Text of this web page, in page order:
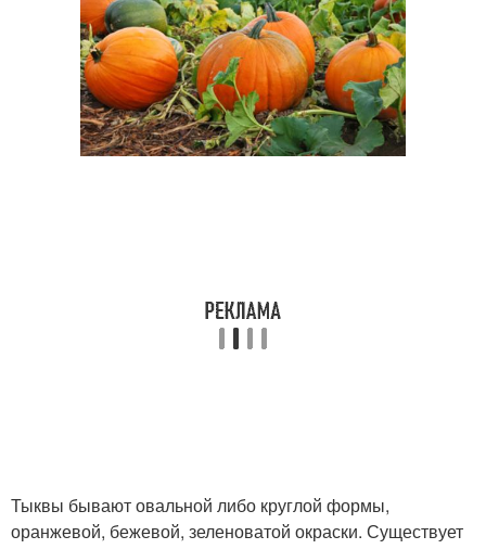
Тыквы бывают овальной либо круглой формы,
оранжевой, бежевой, зеленоватой окраски. Существует